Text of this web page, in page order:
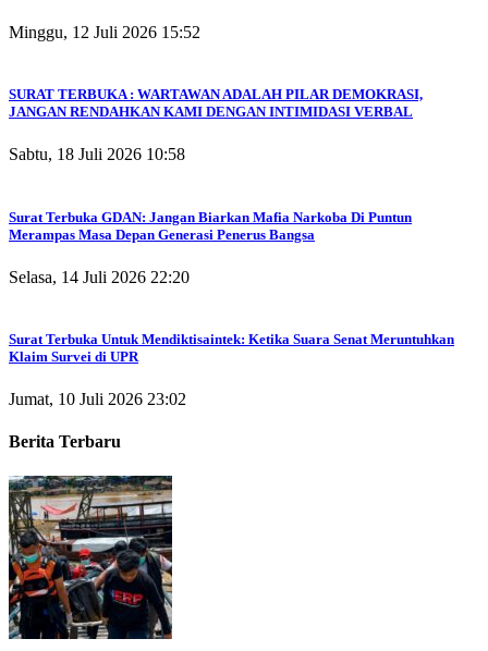
Minggu, 12 Juli 2026 15:52
SURAT TERBUKA : WARTAWAN ADALAH PILAR DEMOKRASI,
JANGAN RENDAHKAN KAMI DENGAN INTIMIDASI VERBAL
Sabtu, 18 Juli 2026 10:58
Surat Terbuka GDAN: Jangan Biarkan Mafia Narkoba Di Puntun
Merampas Masa Depan Generasi Penerus Bangsa
Selasa, 14 Juli 2026 22:20
Surat Terbuka Untuk Mendiktisaintek: Ketika Suara Senat Meruntuhkan
Klaim Survei di UPR
Jumat, 10 Juli 2026 23:02
Berita Terbaru